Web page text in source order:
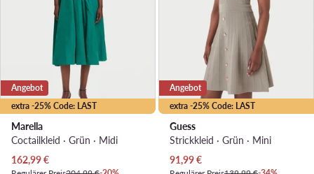
extra -25% Code: LAST
Angebot
Marella
Coctailkleid · Grün · Midi
Aktueller Preis
162,99€
extra -25% Code: LAST
Angebot
Guess
Strickkleid · Grün · Mini
Aktueller Preis
91,99€